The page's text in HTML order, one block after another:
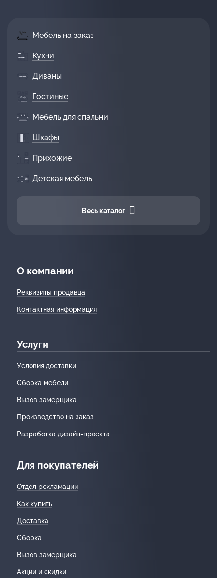
Мебель на заказ
Кухни
Диваны
Гостиные
Мебель для спальни
Шкафы
Прихожие
Детская мебель
Весь каталог
О компании
Реквизиты продавца
Контактная информация
Услуги
Условия доставки
Сборка мебели
Вызов замерщика
Производство на заказ
Разработка дизайн-проекта
Для покупателей
Отдел рекламации
Как купить
Доставка
Сборка
Вызов замерщика
Акции и скидки